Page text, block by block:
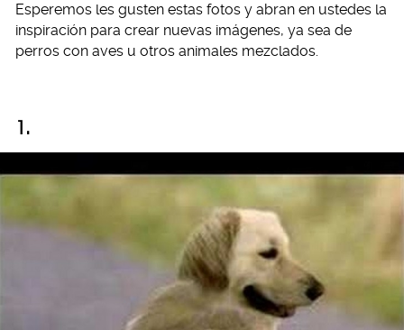
Esperemos les gusten estas fotos y abran en ustedes la
inspiración para crear nuevas imágenes, ya sea de
perros con aves u otros animales mezclados.
1.